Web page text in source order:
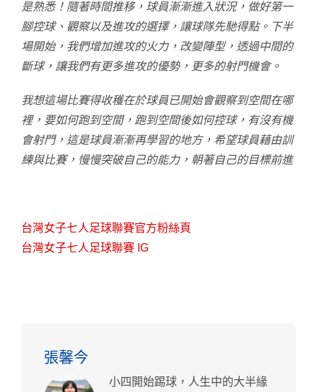
是熟悉！隨著時間推移，球員漸漸進入狀況，做好第一
腳控球、觀察以及進攻的選擇，讓球隊先馳得點。下半
場開始，我們增加進攻的火力，改變陣型，透過中間的
斷球，讓我們有更多進攻的優勢，更多的射門機會。
我想這場比賽得收穫在於球員已開始會觀察到空間在哪
裡，要如何跑到空間，跑到空間後如何控球，有沒有機
會射門，這是球員漸漸再學習的地方，希望球員藉由訓
練與比賽，慢慢突破自己的能力，朝著自己的目標前進
台灣女子七人足球聯賽官方粉絲頁
台灣女子七人足球聯賽 IG
張馨今
小四開始踢球，人生中的大半緣